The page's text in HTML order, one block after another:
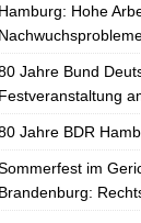
Hamburg: Hohe
Jahre Bund
Festveranstaltung
Jahre BDR
im
Brandenburg: